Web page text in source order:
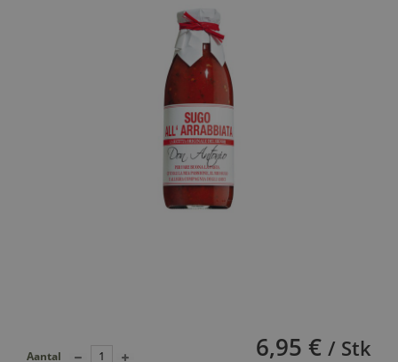
6,95 € / Stk
Aantal